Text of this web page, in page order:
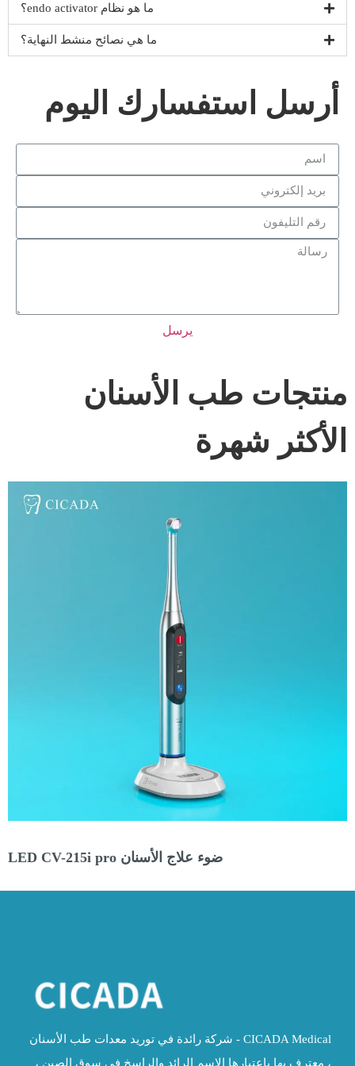
ما هو نظام endo activator؟
ما هي نصائح منشط النهاية؟
أرسل استفسارك اليوم
يرسل
منتجات طب الأسنان
الأكثر شهرة
CICADA Medical - شركة رائدة في توريد معدات طب الأسنان
، معترف بها باعتبارها الاسم الرائد والراسخ في سوق الصين ،